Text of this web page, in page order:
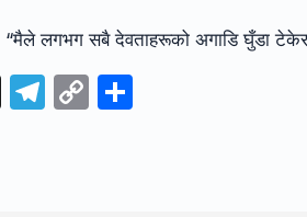
“मैले लगभग सबै देवताहरूको अगाडि घुँडा
T
T
C